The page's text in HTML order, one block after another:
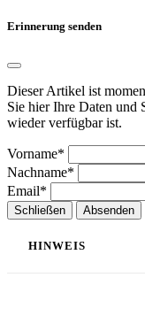
Erinnerung senden
Dieser Artikel ist
Sie hier Ihre Daten und
wieder verfügbar ist.
Vorname*
Nachname*
Email*
Schließen Absenden
HINWEIS